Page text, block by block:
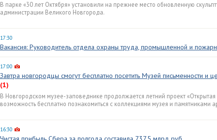
В парке «30 лет Октября» установили на прежнее место обновленную
администрации Великого Новгорода.
17:30
Вакансия: Руководитель отдела охраны труда, промышленной и
17:00
Завтра новгородцы смогут бесплатно посетить Музей письменности и
(1)
В Новгородском музее-заповеднике продолжается летний проект
возможность бесплатно познакомиться с коллекциями музея и памятниками
16:30